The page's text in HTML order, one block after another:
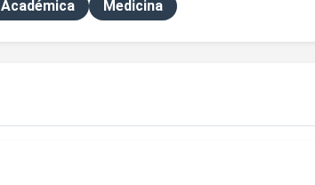
Académica Medicina